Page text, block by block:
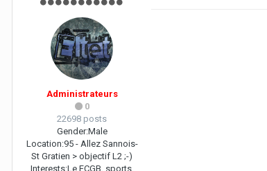
Administrateurs
0
22698 posts
Gender:Male
Location:95 - Allez Sannois-
St Gratien > objectif L2 ;-)
Interests:Le FCGB, sports,